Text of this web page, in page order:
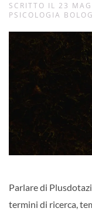
SCRITTO IL 23
PSICOLOGIA
Parlare di
termini di ricerca,